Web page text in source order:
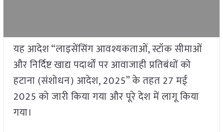
यह आदेश “लाइसेंसिंग आवश्यकताओं, स्टॉक सीमाओं
और निर्दिष्ट खाद्य पदार्थों पर आवाजाही प्रतिबंधों को
हटाना (संशोधन) आदेश, 2025” के तहत 27 मई
2025 को जारी किया गया और पूरे देश में लागू किया
गया।